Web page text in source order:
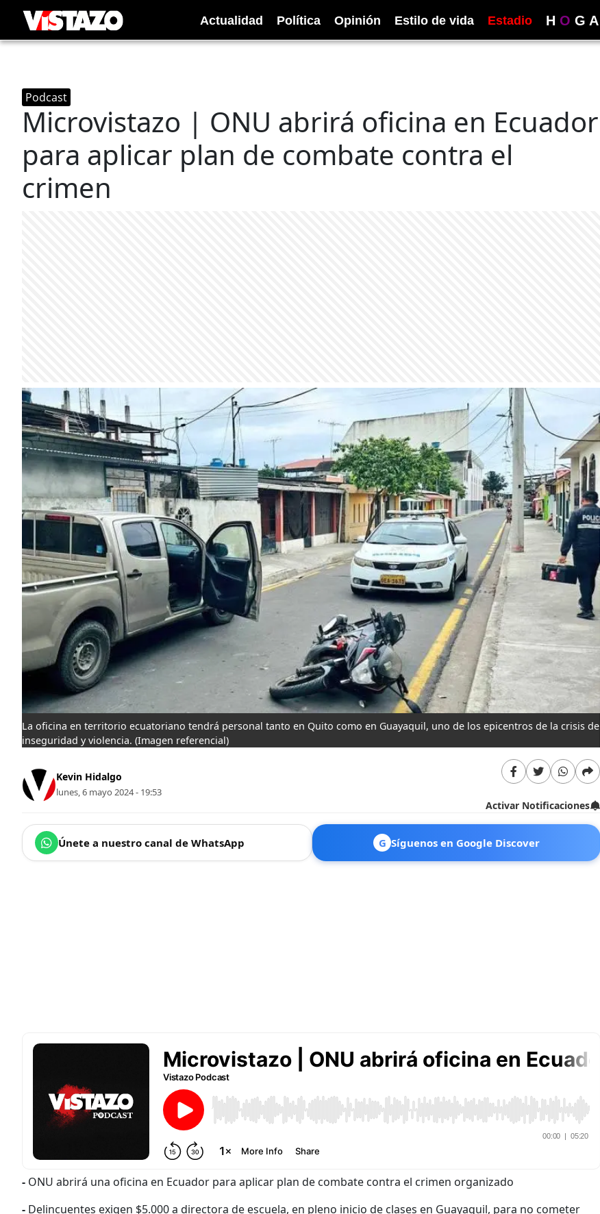
Actualidad Política Opinión Estilo de vida Estadio H O G A
Podcast
Microvistazo | ONU abrirá oficina en Ecuador
para aplicar plan de combate contra el
crimen
La oficina en territorio ecuatoriano tendrá personal tanto en Quito como en Guayaquil, uno de los epicentros de la crisis de
inseguridad y violencia. (Imagen referencial)
Kevin Hidalgo
lunes, 6 mayo 2024 - 19:53
Activar Notificaciones
Únete a nuestro canal de WhatsApp G Síguenos en Google Discover
- ONU abrirá una oficina en Ecuador para aplicar plan de combate contra el crimen organizado
- Delincuentes exigen $5.000 a directora de escuela, en pleno inicio de clases en Guayaquil, para no cometer